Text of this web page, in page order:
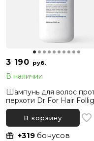
3 190 руб.
В наличии
Шампунь для волос
перхоти Dr For Hair
Anti-dandruff Shampoo,
В корзину
+319 бонусов